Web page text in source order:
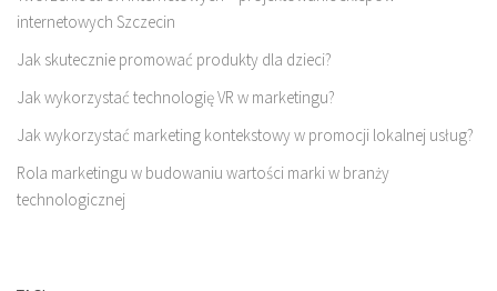
internetowych Szczecin
Jak skutecznie promować produkty dla dzieci?
Jak wykorzystać technologię VR w marketingu?
Jak wykorzystać marketing kontekstowy w promocji lokalnej usług?
Rola marketingu w budowaniu wartości marki w branży
technologicznej